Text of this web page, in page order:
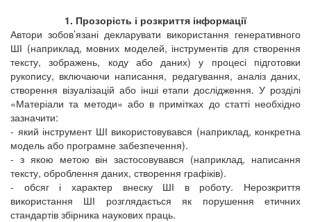
1. Прозорість і розкриття інформації
Автори зобов’язані декларувати використання генеративного
ШІ (наприклад, мовних моделей, інструментів для створення
тексту, зображень, коду або даних) у процесі підготовки
рукопису, включаючи написання, редагування, аналіз даних,
створення візуалізацій або інші етапи дослідження. У розділі
«Матеріали та методи» або в примітках до статті необхідно
зазначити:
- який інструмент ШІ використовувався (наприклад, конкретна
модель або програмне забезпечення).
- з якою метою він застосовувався (наприклад, написання
тексту, оброблення даних, створення графіків).
- обсяг і характер внеску ШІ в роботу. Нерозкриття
використання ШІ розглядається як порушення етичних
стандартів збірника наукових праць.